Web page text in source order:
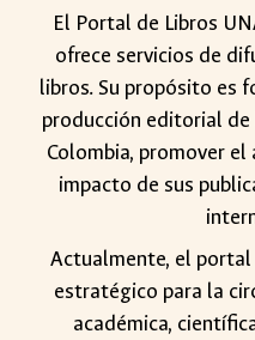
El Portal de Libros
ofrece servicios de
libros. Su propósito es
producción editorial
Colombia, promover
impacto de sus
Actualmente, el portal
estratégico para la
académica,